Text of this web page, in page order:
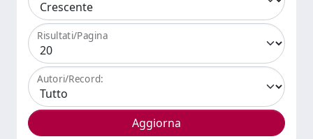
Risultati/Pagina
Autori/Record: